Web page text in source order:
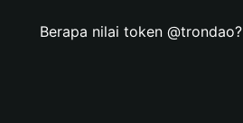
Berapa nilai token @trondao?